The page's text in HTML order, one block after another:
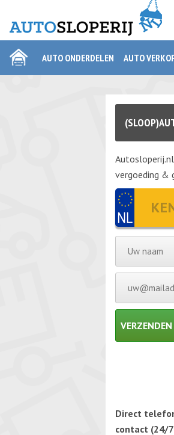
AUTO ONDERDELEN AUTO
vergoeding &
VERZENDEN
Direct
contact (24/